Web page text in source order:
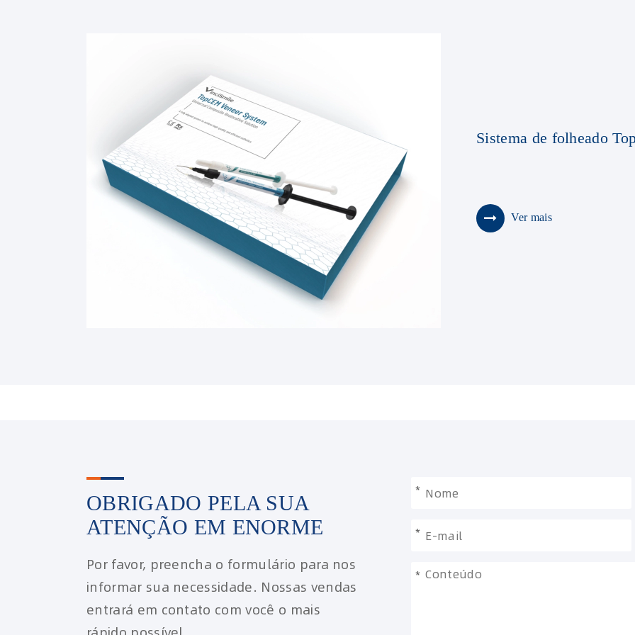
Sistema de folheado
Ver mais
OBRIGADO PELA SUA
ATENÇÃO EM ENORME
Por favor, preencha o formulário para nos
informar sua necessidade. Nossas vendas
entrará em contato com você o mais
*
*
*